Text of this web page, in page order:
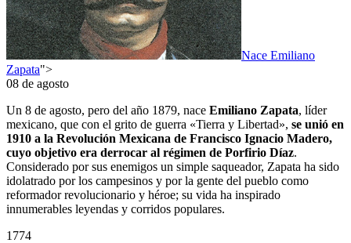
Nace Emiliano
Zapata">
08 de agosto
Un 8 de agosto, pero del año 1879, nace Emiliano Zapata, líder
mexicano, que con el grito de guerra «Tierra y Libertad», se unió en
1910 a la Revolución Mexicana de Francisco Ignacio Madero,
cuyo objetivo era derrocar al régimen de Porfirio Díaz.
Considerado por sus enemigos un simple saqueador, Zapata ha sido
idolatrado por los campesinos y por la gente del pueblo como
reformador revolucionario y héroe; su vida ha inspirado
innumerables leyendas y corridos populares.
1774